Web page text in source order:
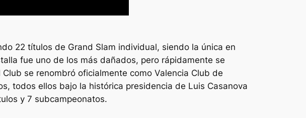
22 títulos de Grand Slam individual, siendo la única en
fue uno de los más dañados, pero rápidamente se
se renombró oficialmente como Valencia Club de
todos ellos bajo la histórica presidencia de Luis Casanova
y 7 subcampeonatos.